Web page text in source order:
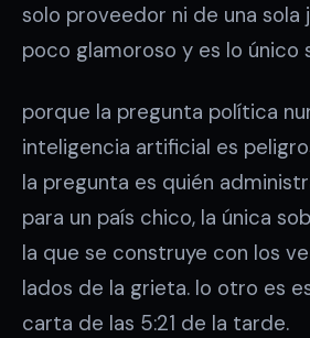
solo proveedor ni de una sola
poco glamoroso y es lo único
porque la pregunta política
inteligencia artificial es
la pregunta es quién
para un país chico, la única
la que se construye con los
lados de la grieta. lo otro es
carta de las 5:21 de la tarde.